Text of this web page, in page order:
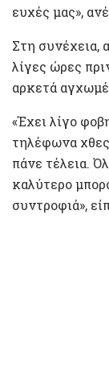
ευχές μας»,
Στη συνέχεια,
λίγες ώρες
αρκετά
«Έχει λίγο
τηλέφωνα
πάνε τέλεια.
καλύτερο
συντροφιά»,